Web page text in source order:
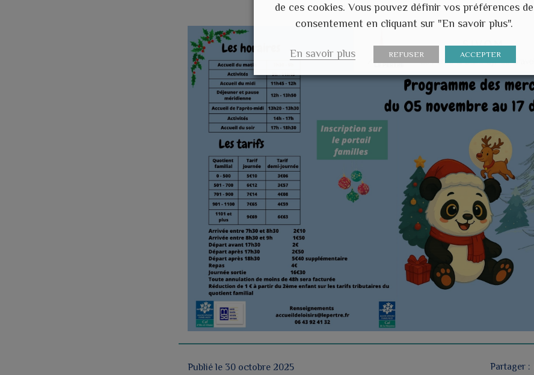
Publié le 30 octobre 2025 Partager :
de ces cookies. Vous pouvez définir vos préférences de
consentement en cliquant sur "En savoir plus".
En savoir plus REFUSER ACCEPTER